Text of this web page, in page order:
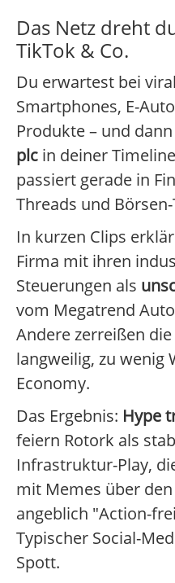
Das Netz dreht
TikTok & Co.
Du erwartest bei
Smartphones, E-
Produkte – und
plc in deiner
passiert gerade in
Threads und
In kurzen Clips
Firma mit ihren
Steuerungen als
vom Megatrend
Andere zerreißen
langweilig, zu wenig
Economy.
Das Ergebnis: Hype
feiern Rotork als
Infrastruktur-Play,
mit Memes über
angeblich "Action-
Typischer Social-
Spott.